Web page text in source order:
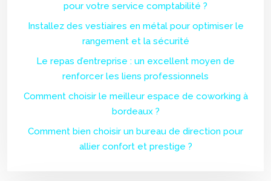
pour votre service comptabilité ?
Installez des vestiaires en métal pour optimiser le
rangement et la sécurité
Le repas d’entreprise : un excellent moyen de
renforcer les liens professionnels
Comment choisir le meilleur espace de coworking à
bordeaux ?
Comment bien choisir un bureau de direction pour
allier confort et prestige ?